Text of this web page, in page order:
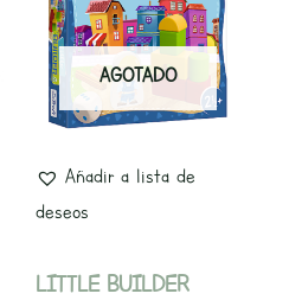
AGOTADO
Añadir a lista de
deseos
LITTLE BUILDER